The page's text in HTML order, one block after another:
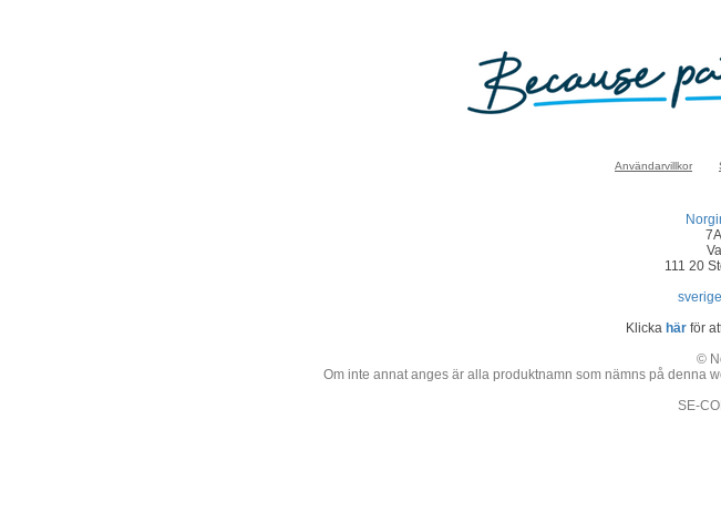
Användarvillkor
111 20
Klicka härför
©
Om inte annat anges är alla produktnamn som nämns på denna
SE-